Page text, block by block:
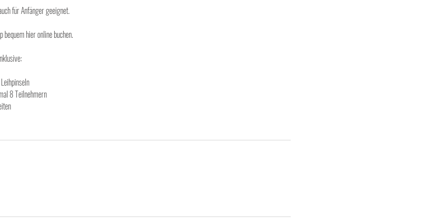
für Anfänger geeignet.
bequem hier online buchen.
8 Teilnehmern